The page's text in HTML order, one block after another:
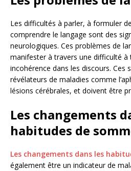
Les difficultés à parler, à formuler
comprendre le langage sont des
neurologiques. Ces problèmes de
manifester à travers une difficulté
incohérence dans les discours. Ces
révélateurs de maladies comme
lésions cérébrales, et doivent être
Les changements
habitudes de
Les changements dans les
également être un indicateur de